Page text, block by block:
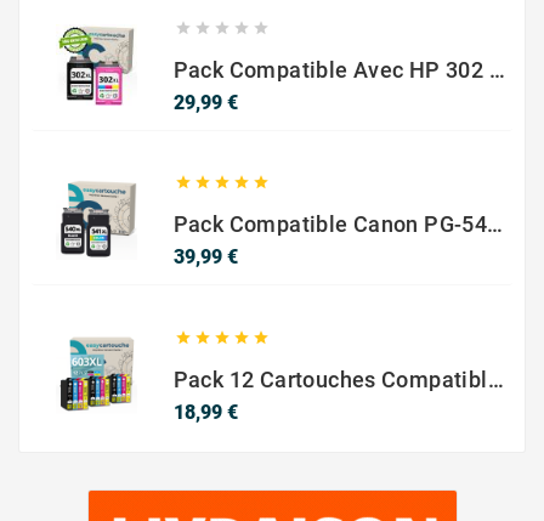
    
Pack Compatible Avec HP 302 XL Noir Et Couleur - SANS NIVEAU ENCRE
29,99 €Prix
    
Pack Compatible Canon PG-540 XL / CL-541 XL – Noir & Couleur – Haute Capacité
39,99 €Prix
    
Pack 12 Cartouches Compatible EPSON 603XL
18,99 €Prix